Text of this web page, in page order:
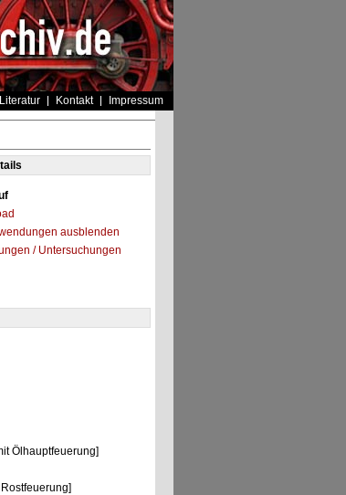
Kontakt Impressum
ausblenden
/ Untersuchungen
Ölhauptfeuerung]